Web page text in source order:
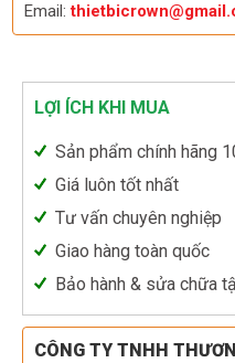
Email:
LỢI ÍCH KHI MUA
Sản phẩm chính hãng
Giá luôn tốt nhất
Tư vấn chuyên nghiệp
Giao hàng toàn quốc
Bảo hành & sửa chữa
CÔNG TY TNHH